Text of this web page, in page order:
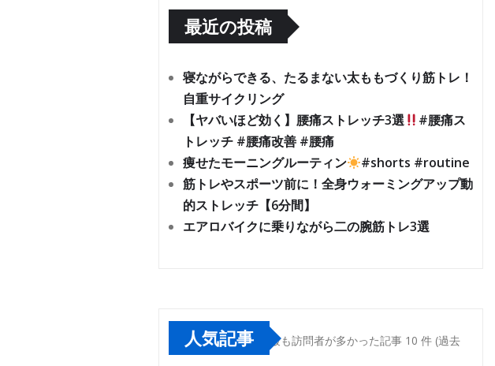
最近の投稿
寝ながらできる、たるまない太ももづくり筋トレ！
自重サイクリング
【ヤバいほど効く】腰痛ストレッチ3選
#腰痛ス
トレッチ #腰痛改善 #腰痛
痩せたモーニングルーティン
#shorts #routine
筋トレやスポーツ前に！全身ウォーミングアップ動
的ストレッチ【6分間】
エアロバイクに乗りながら二の腕筋トレ3選
人気記事 最も訪問者が多かった記事 10 件 (過去